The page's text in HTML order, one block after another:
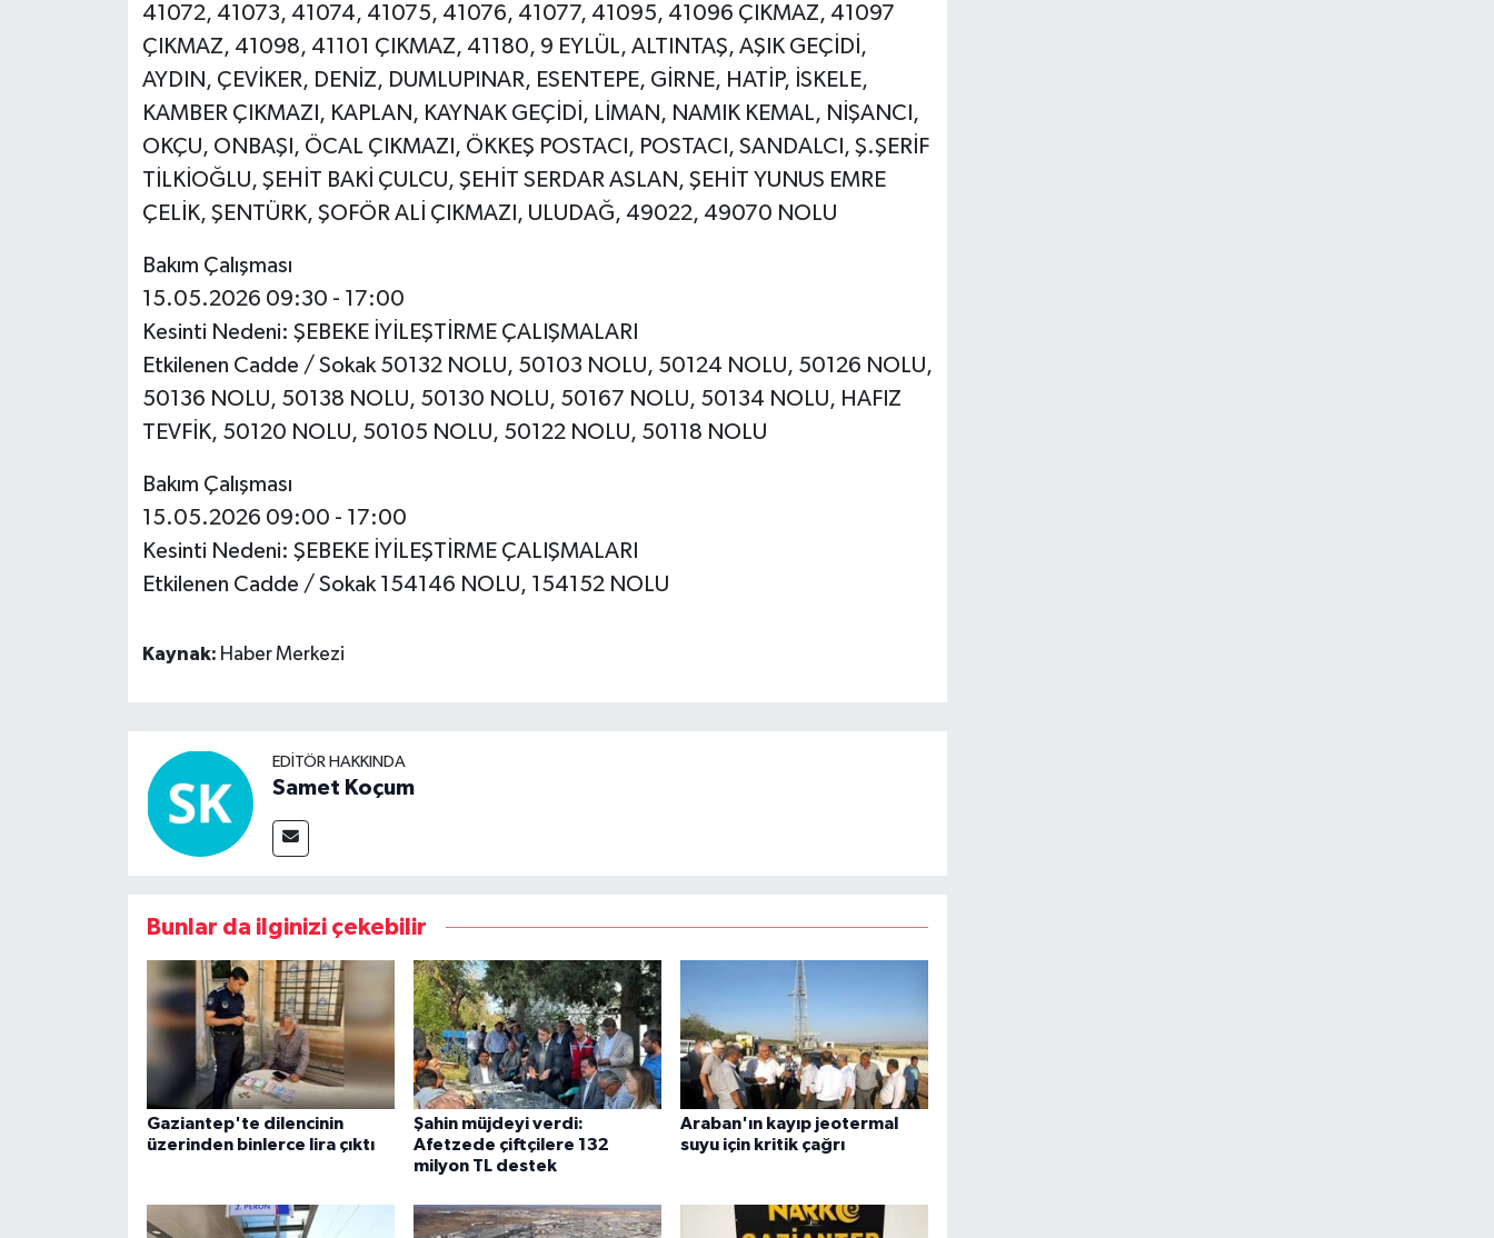
41072, 41073, 41074, 41075, 41076, 41077, 41095, 41096 ÇIKMAZ, 41097
ÇIKMAZ, 41098, 41101 ÇIKMAZ, 41180, 9 EYLÜL, ALTINTAŞ, AŞIK GEÇİDİ,
AYDIN, ÇEVİKER, DENİZ, DUMLUPINAR, ESENTEPE, GİRNE, HATİP, İSKELE,
KAMBER ÇIKMAZI, KAPLAN, KAYNAK GEÇİDİ, LİMAN, NAMIK KEMAL, NİŞANCI,
OKÇU, ONBAŞI, ÖCAL ÇIKMAZI, ÖKKEŞ POSTACI, POSTACI, SANDALCI, Ş.ŞERİF
TİLKİOĞLU, ŞEHİT BAKİ ÇULCU, ŞEHİT SERDAR ASLAN, ŞEHİT YUNUS EMRE
ÇELİK, ŞENTÜRK, ŞOFÖR ALİ ÇIKMAZI, ULUDAĞ, 49022, 49070 NOLU
Bakım Çalışması
15.05.2026 09:30 - 17:00
Kesinti Nedeni: ŞEBEKE İYİLEŞTİRME ÇALIŞMALARI
Etkilenen Cadde / Sokak 50132 NOLU, 50103 NOLU, 50124 NOLU, 50126 NOLU,
50136 NOLU, 50138 NOLU, 50130 NOLU, 50167 NOLU, 50134 NOLU, HAFIZ
TEVFİK, 50120 NOLU, 50105 NOLU, 50122 NOLU, 50118 NOLU
Bakım Çalışması
15.05.2026 09:00 - 17:00
Kesinti Nedeni: ŞEBEKE İYİLEŞTİRME ÇALIŞMALARI
Etkilenen Cadde / Sokak 154146 NOLU, 154152 NOLU
Kaynak: Haber Merkezi
EDITÖR HAKKINDA
Samet Koçum
Bunlar da ilginizi çekebilir
Gaziantep'te dilencinin
üzerinden binlerce lira çıktı
Şahin müjdeyi verdi:
Afetzede çiftçilere 132
milyon TL destek
Araban'ın kayıp jeotermal
suyu için kritik çağrı